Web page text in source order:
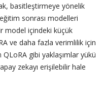
basitleştirmeye yönelik
sonrası modelleri
model içindeki küçük
ve daha fazla verimlilik için
QLoRA gibi yaklaşımlar yükü
zekayı erişilebilir hale